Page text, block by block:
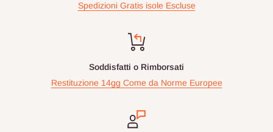
Spedizioni Gratis isole Escluse
Soddisfatti o Rimborsati
Restituzione 14gg Come da Norme Europee